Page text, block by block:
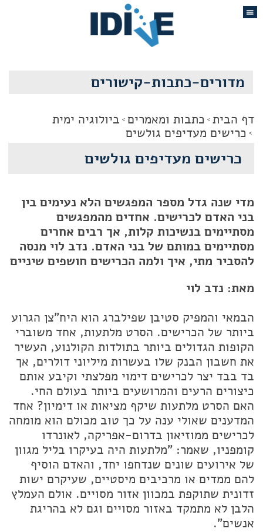
מדורים-כתבות-קישורים
דף הבית כתבות ומאמרים ביולוגיה ימית
כרישים מעדיפים גולשים
כרישים מעדיפים גולשים
מדי שנה גדל מספר המפגשים הלא נעימים בין
בני האדם לכרישים. אחדים מהמפגשים
מסתיימים בנשיכות קלות, אך רבים אחרים
מסתיימים במותם של בני האדם. נדב לוי מנסה
להסביר מתי, איך ולמה הכרישים חושפים שיניים
מאת: נדב לוי
הבמאי והמפיק סטיבן שפילברג הוא היח"צן הגרוע
ביותר של הכרישים. הסרט מלתעות, אחד משוברי
הקופות הגדולים ביותר בתולדות הקולנוע, העשיר
את חשבון הבנק שלו בעשרות מיליוני דולרים, אך
בד בבד יצר לכרישים דימוי מפלצתי וקיבע אותם
כיצורים הרעים והמרושעים ביותר בעולם החי.
האם הסרט מלתעות שיקף מציאות או דימיון? אחד
המדענים שאולי ענה על כך טוב מכולם הוא מומחה
לכרישים ממוזיאון בדרום-אפריקה, לאונרדו
קומפניו, שאמר: "מלתעות היה בעיקרו בליל מגוון
של אירועים שונים שנדחפו יחד, והאדם הוסיף
להם ממדים או מרכיבים מיסטיים, שעיקרם ישות
זדונית שתוקפת במכוון אזור מסויים. אולם העמלץ
הלבן לא מתמקד באזור מסויים וגם לא בהריגת
אנשים".